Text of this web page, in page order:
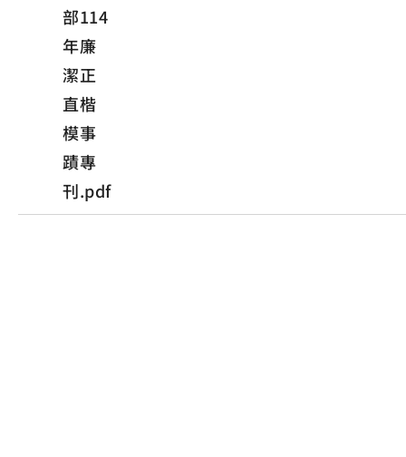
部114
年廉
潔正
直楷
模事
蹟專
刊.pdf